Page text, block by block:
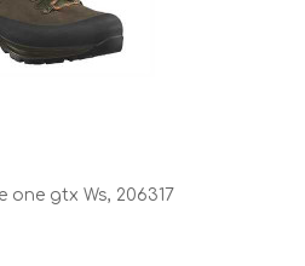
one gtx Ws, 206317